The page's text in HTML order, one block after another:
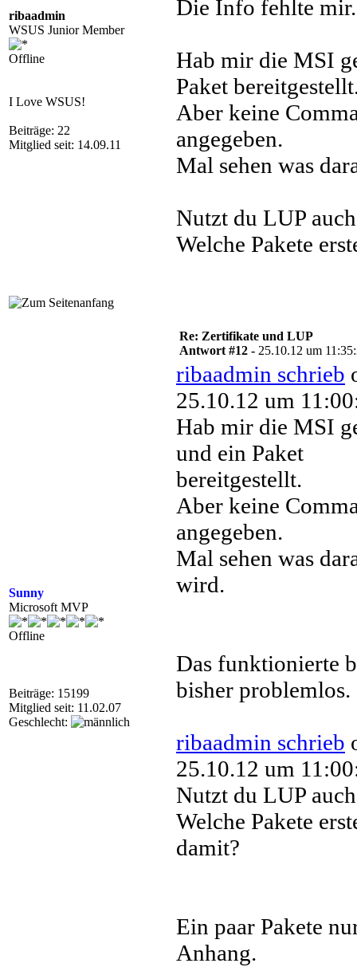
ribaadmin
WSUS Junior Member
Offline
I Love WSUS!
Beiträge: 22
Mitglied seit: 14.09.11
Die Info fehlte mir.
Hab mir die MSI
Paket
Aber keine
angegeben.
Mal sehen was
Nutzt du LUP
Welche Pakete
Sunny
Microsoft MVP
Offline
Beiträge: 15199
Mitglied seit: 11.02.07
Geschlecht:
Re: Zertifikate und LUP
Antwort #12 - 25.10.12 um
ribaadmin schrieb
25.10.12 um
Hab mir die MSI
und ein Paket
bereitgestellt.
Aber keine
angegeben.
Mal sehen was
wird.
Das funktionierte
bisher problemlos.
ribaadmin schrieb
25.10.12 um
Nutzt du LUP
Welche Pakete
damit?
Ein paar Pakete
Anhang.